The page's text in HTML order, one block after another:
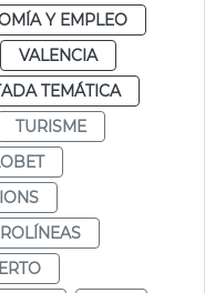
Y EMPLEO
VALENCIA
TEMÁTICA
TURISME